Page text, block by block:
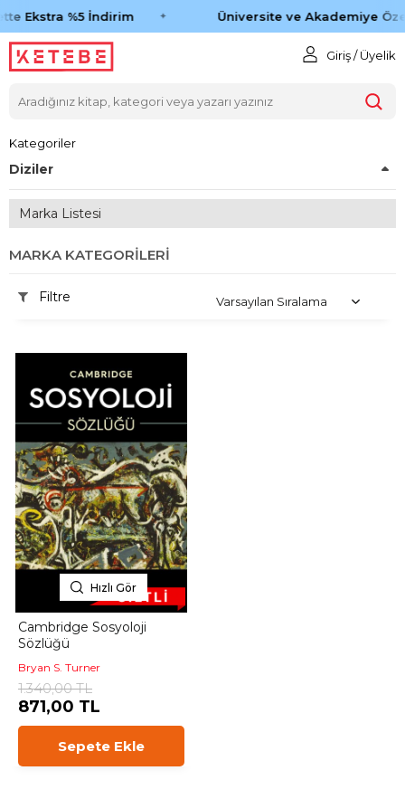
Ekstra %5 İndirim Üniversite ve Akademiye
Giriş / Üyelik
Kategoriler
Diziler
Marka Listesi
MARKA KATEGORILERI
Filtre
Hızlı Gör
Cambridge Sosyoloji
Sözlüğü
Bryan S. Turner
1.340,00 TL
871,00 TL
Sepete Ekle